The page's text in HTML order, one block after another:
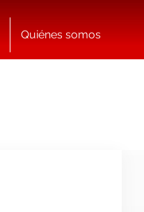
Quiénes somos